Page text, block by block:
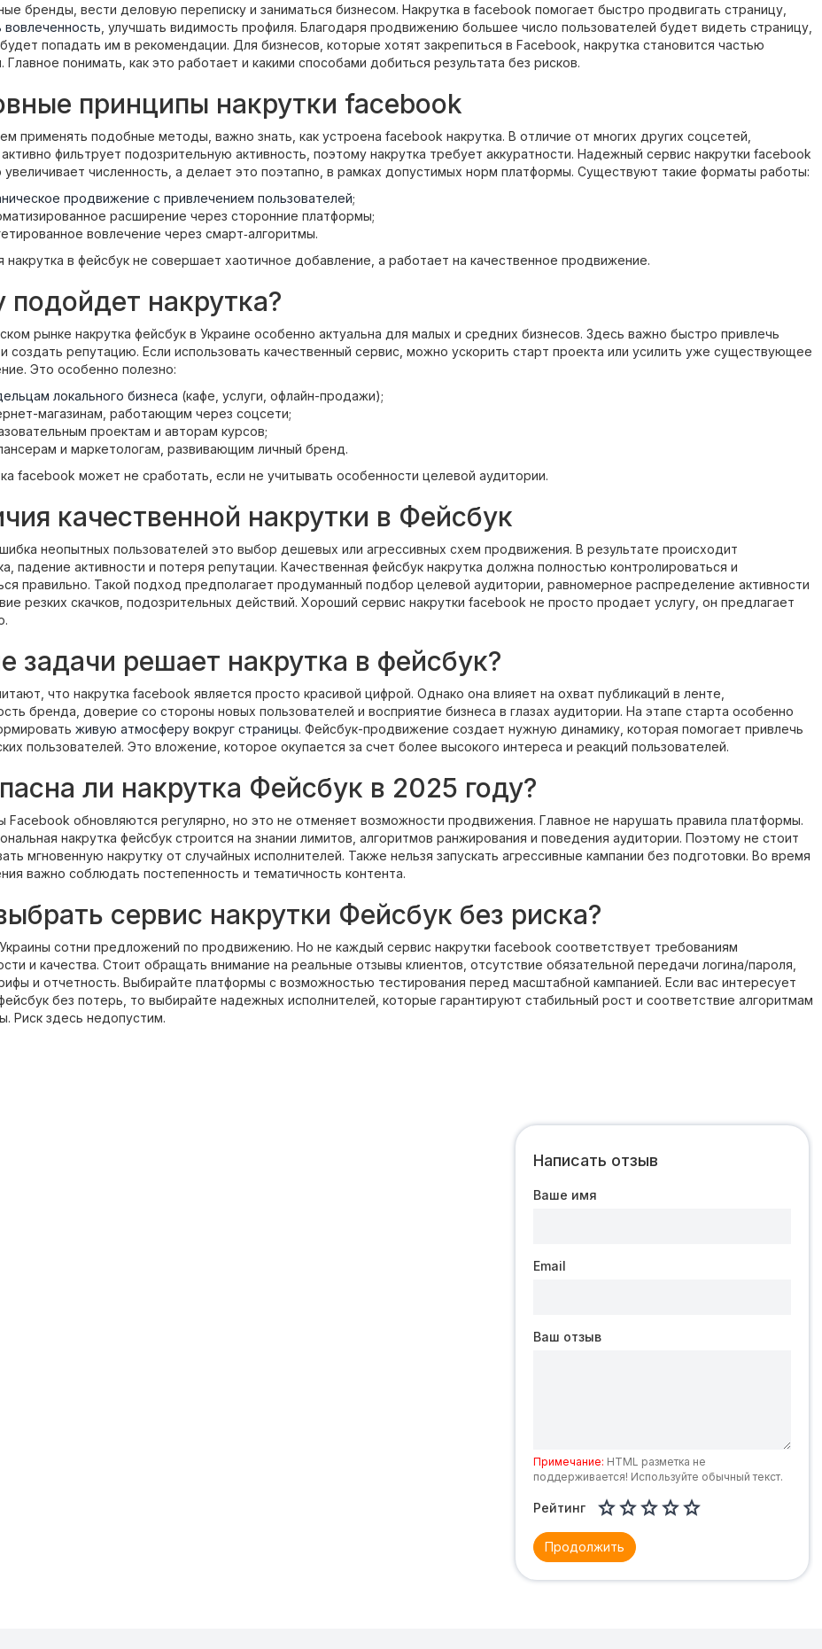
бренды, вести деловую переписку и заниматься бизнесом. Накрутка в facebook помогает быстро продвигать страницу,
вовлеченность , улучшать видимость профиля. Благодаря продвижению большее число пользователей будет видеть страницу,
попадать им в рекомендации. Для бизнесов, которые хотят закрепиться в Facebook, накрутка становится частью
Главное понимать, как это работает и какими способами добиться результата без рисков.
принципы накрутки facebook
применять подобные методы, важно знать, как устроена facebook накрутка. В отличие от многих других соцсетей,
фильтрует подозрительную активность, поэтому накрутка требует аккуратности. Надежный сервис накрутки facebook
увеличивает численность, а делает это поэтапно, в рамках допустимых норм платформы. Существуют такие форматы работы:
продвижение с привлечением пользователей;
расширение через сторонние платформы;
вовлечение через смарт‑алгоритмы.
накрутка в фейсбук не совершает хаотичное добавление, а работает на качественное продвижение.
подойдет накрутка?
рынке накрутка фейсбук в Украине особенно актуальна для малых и средних бизнесов. Здесь важно быстро привлечь
создать репутацию. Если использовать качественный сервис, можно ускорить старт проекта или усилить уже существующее
Это особенно полезно:
локального бизнеса (кафе, услуги, офлайн-продажи);
магазинам, работающим через соцсети;
проектам и авторам курсов;
и маркетологам, развивающим личный бренд.
facebook может не сработать, если не учитывать особенности целевой аудитории.
качественной накрутки в Фейсбук
неопытных пользователей это выбор дешевых или агрессивных схем продвижения. В результате происходит
падение активности и потеря репутации. Качественная фейсбук накрутка должна полностью контролироваться и
правильно. Такой подход предполагает продуманный подбор целевой аудитории, равномерное распределение активности
резких скачков, подозрительных действий. Хороший сервис накрутки facebook не просто продает услугу, он предлагает
задачи решает накрутка в фейсбук?
что накрутка facebook является просто красивой цифрой. Однако она влияет на охват публикаций в ленте,
бренда, доверие со стороны новых пользователей и восприятие бизнеса в глазах аудитории. На этапе старта особенно
живую атмосферу вокруг страницы. Фейсбук-продвижение создает нужную динамику, которая помогает привлечь
пользователей. Это вложение, которое окупается за счет более высокого интереса и реакций пользователей.
ли накрутка Фейсбук в 2025 году?
Facebook обновляются регулярно, но это не отменяет возможности продвижения. Главное не нарушать правила платформы.
накрутка фейсбук строится на знании лимитов, алгоритмов ранжирования и поведения аудитории. Поэтому не стоит
мгновенную накрутку от случайных исполнителей. Также нельзя запускать агрессивные кампании без подготовки. Во время
важно соблюдать постепенность и тематичность контента.
сервис накрутки Фейсбук без риска?
сотни предложений по продвижению. Но не каждый сервис накрутки facebook соответствует требованиям
и качества. Стоит обращать внимание на реальные отзывы клиентов, отсутствие обязательной передачи логина/пароля,
и отчетность. Выбирайте платформы с возможностью тестирования перед масштабной кампанией. Если вас интересует
без потерь, то выбирайте надежных исполнителей, которые гарантируют стабильный рост и соответствие алгоритмам
Риск здесь недопустим.
Написать отзыв
Ваше имя
Email
Ваш отзыв
Примечание: HTML разметка не
поддерживается! Используйте обычный текст.
Рейтинг 
Продолжить